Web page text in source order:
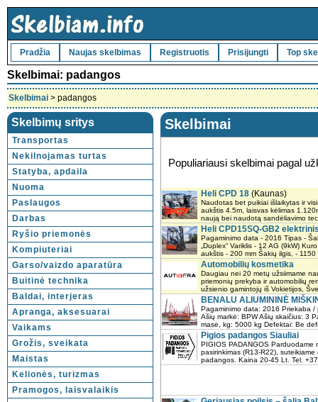
Pradžia Naujas skelbimas Registruotis Prisijungti Top
Skelbimai: padangos
Skelbimai > padangos
Skelbimų sritys
Transportas
Nekilnojamas turtas
Statyba, apdaila
Nuoma
Paslaugos
Darbas
Ryšio priemonės
Kompiuteriai
Garso/vaizdo aparatūra
Buitinė technika
Baldai, interjeras
Apranga, aksesuarai
Vaikams
Grožis, sveikata
Maistas
Kelionės, turizmas
Pramogos, laisvalaikis
Skelbimai
Populiariausi skelbimai pagal
Heli CPD 18 (Kaunas)
Naudotas bet puikiai išlaikytas ir
aukštis 4.5m, laisvas kėlimas
naują bei naudotą sandėliavimo
Heli CPD15SQ-GB2
Pagaminimo data - 2016 Tipas -
„Duplex“ Variklis - 12 AG (9kW)
aukštis - 200 mm Šakių ilgis, -
Automobilių kosmetika
Daugiau nei 20 metų užsiimame
priemonių prekyba ir automobilių
užsienio gamintojų iš Vokietijos,
BENALU ALIUMININĖ
Pagaminimo data: 2016 Priekaba /
Ašių markė: BPW Ašių skaičius: 3
masė, kg: 5000 kg Defektai: Be
Pigios padangos Siauliai
PIGIOS PADANGOS
pasirinkimas (R13-R22),
padangos. Kaina 20-45 Lt. Tel.